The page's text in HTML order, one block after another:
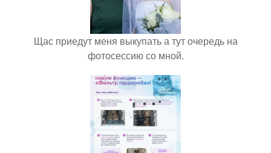
Щас приедут меня выкупать а тут очередь на
фотосессию со мной.